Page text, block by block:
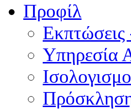
Προφίλ
Υπηρεσία